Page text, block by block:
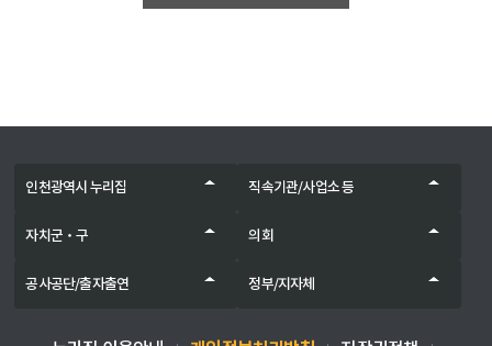
인천광역시 누리집 직속기관/사업소 등
자치군‧구 의회
공사공단/출자출연 정부/지자체